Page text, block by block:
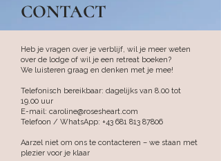
CONTACT
Heb je vragen over je verblijf, wil je meer weten
over de lodge of wil je een retreat boeken?
We luisteren graag en denken met je mee!
Telefonisch bereikbaar: dagelijks van 8.00 tot
19.00 uur
E-mail: caroline@rosesheart.com
Telefoon / WhatsApp: +43 681 813 87806
Aarzel niet om ons te contacteren – we staan met
plezier voor je klaar